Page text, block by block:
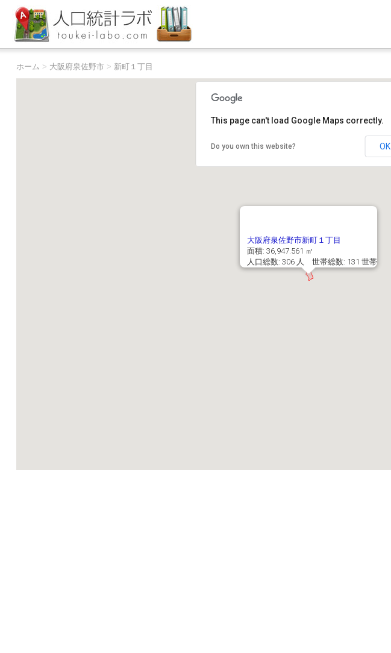
ホーム > 大阪府泉佐野市> 新町１丁目
大阪府泉佐野市新町１丁目
面積: 36,947.561 ㎡
人口総数: 306 人 世帯総数: 131 世帯
This page can't load Google Maps correctly.
Do you own this website? OK